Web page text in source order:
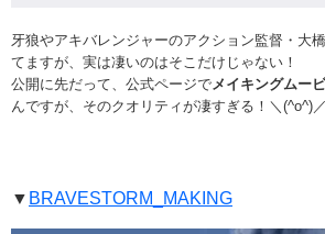
牙狼やアキバレンジャーのアクション監督・大
てますが、実は凄いのはそこだけじゃない！
公開に先だって、公式ページで メイキングムー
んですが、そのクオリティが凄すぎる！＼(^o^)／
▼ BRAVESTORM_MAKING